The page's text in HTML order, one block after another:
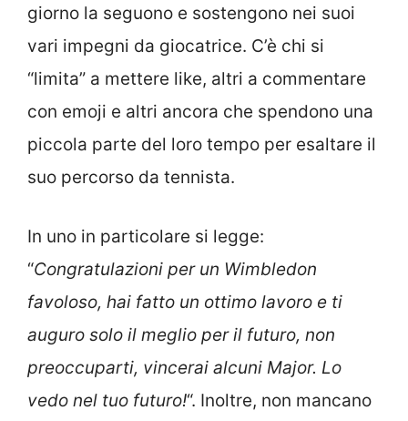
giorno la seguono e sostengono nei suoi
vari impegni da giocatrice. C’è chi si
“limita” a mettere like, altri a commentare
con emoji e altri ancora che spendono una
piccola parte del loro tempo per esaltare il
suo percorso da tennista.
In uno in particolare si legge:
“Congratulazioni per un Wimbledon
favoloso, hai fatto un ottimo lavoro e ti
auguro solo il meglio per il futuro, non
preoccuparti, vincerai alcuni Major. Lo
vedo nel tuo futuro!“. Inoltre, non mancano